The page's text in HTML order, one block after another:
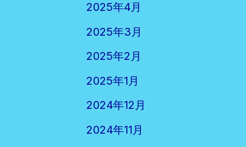
2025年4月
2025年3月
2025年2月
2025年1月
2024年12月
2024年11月